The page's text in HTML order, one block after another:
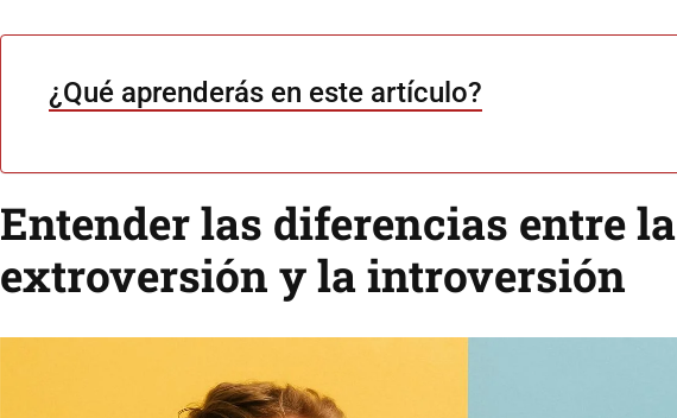
¿Qué aprenderás en este artículo?
Entender las diferencias entre la
extroversión y la introversión